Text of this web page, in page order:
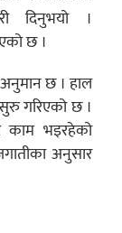
दिनुभयो ।
छ ।
छ । हाल
गरिएको छ ।
काम भइरहेको
अनुसार